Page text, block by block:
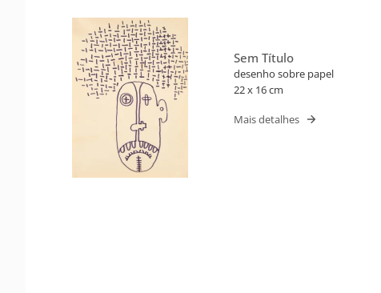
Sem Título
desenho sobre papel
22 x 16 cm
Mais detalhes